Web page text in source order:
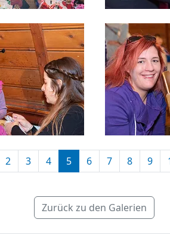
2 3 4 5 6 7 8 9
Zurück zu den Galerien